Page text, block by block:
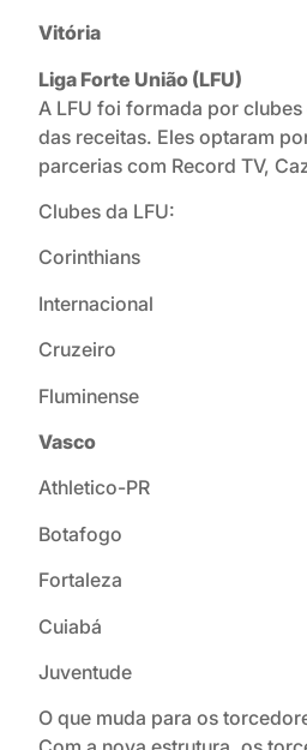
Vitória
Liga Forte União (LFU)
A LFU foi formada por
das receitas. Eles optaram
parcerias com Record TV,
Clubes da LFU:
Corinthians
Internacional
Cruzeiro
Fluminense
Vasco
Athletico-PR
Botafogo
Fortaleza
Cuiabá
Juventude
O que muda para os